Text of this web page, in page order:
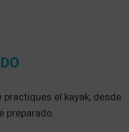
practiques el kayak, desde
preparado.